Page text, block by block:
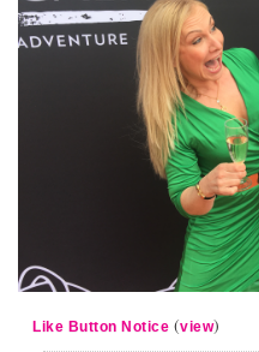
Like Button Notice (view)